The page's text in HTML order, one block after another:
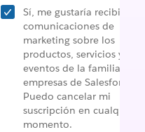
Sí, me gustaría recibir
comunicaciones de
marketing sobre los
productos, servicios y
eventos de la familia de
empresas de Salesforce.
Puedo cancelar mi
suscripción en cualquier
momento.